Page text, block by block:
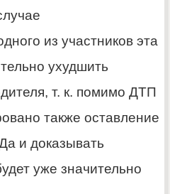
из участников эта
ухудшить
т. к. помимо ДТП
также оставление
и доказывать
уже значительно